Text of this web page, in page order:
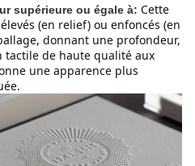
supérieure ou égale à: Cette
(en relief) ou enfoncés (en
donnant une profondeur,
tactile de haute qualité aux
une apparence plus